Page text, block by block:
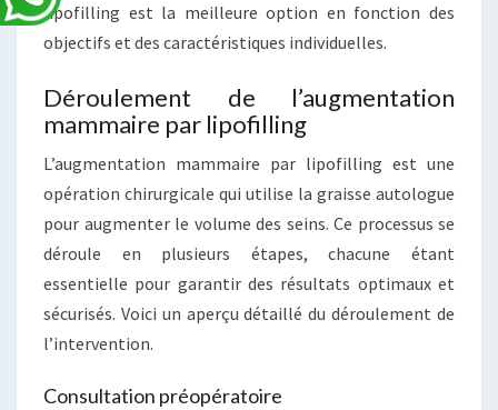
lipofilling est la meilleure option en fonction des
objectifs et des caractéristiques individuelles.
Déroulement de l’augmentation
mammaire par lipofilling
L’augmentation mammaire par lipofilling est une
opération chirurgicale qui utilise la graisse autologue
pour augmenter le volume des seins. Ce processus se
déroule en plusieurs étapes, chacune étant
essentielle pour garantir des résultats optimaux et
sécurisés. Voici un aperçu détaillé du déroulement de
l’intervention.
Consultation préopératoire